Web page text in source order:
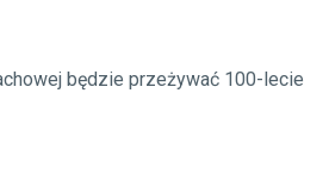
będzie przeżywać 100-lecie